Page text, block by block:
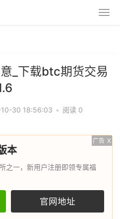
_下载btc期货交易
10-30 18:56:03 • 阅读 0
广告 X
本
之一，新用户注册即领专属福
官网地址